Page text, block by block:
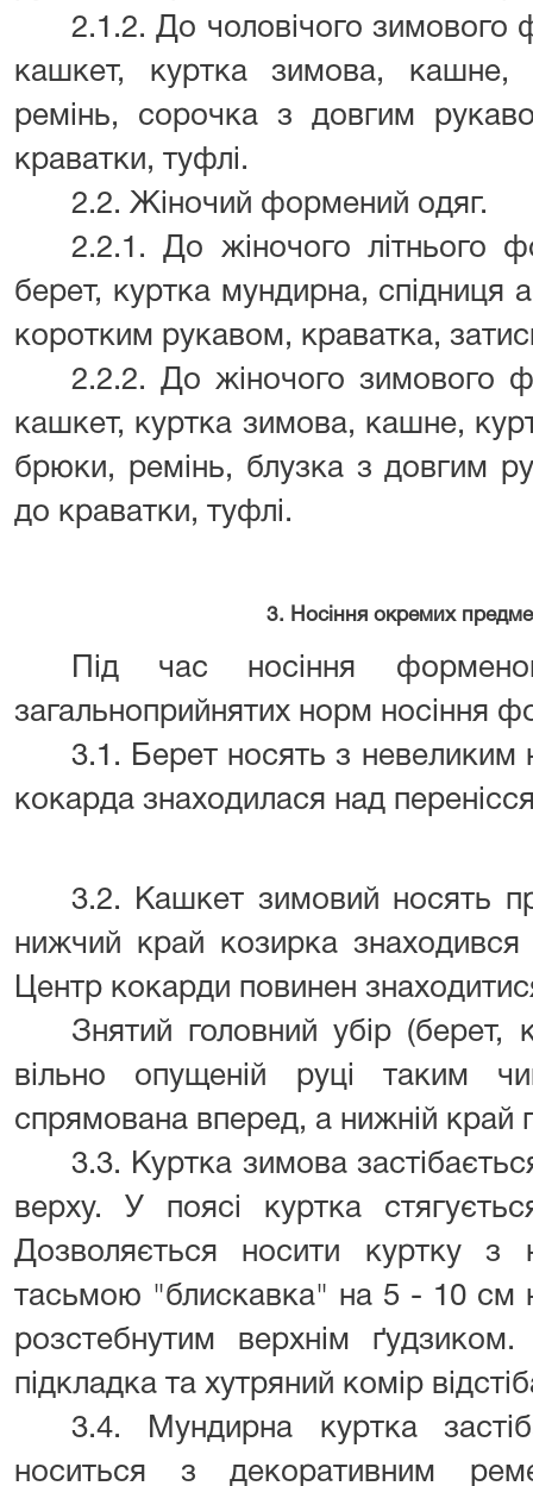
2.1.2. До чоловічого зимового
кашкет, куртка зимова, кашне,
ремінь, сорочка з довгим
краватки, туфлі.
2.2. Жіночий формений одяг.
2.2.1. До жіночого літнього
берет, куртка мундирна, спідниця
коротким рукавом, краватка,
2.2.2. До жіночого зимового
кашкет, куртка зимова, кашне,
брюки, ремінь, блузка з довгим
до краватки, туфлі.
3. Носіння окремих
Під час носіння
загальноприйнятих норм носіння
3.1. Берет носять з
кокарда знаходилася над
3.2. Кашкет зимовий носять
нижчий край козирка
Центр кокарди повинен
Знятий головний убір (берет,
вільно опущеній руці таким
спрямована вперед, а нижній край
3.3. Куртка зимова
верху. У поясі куртка
Дозволяється носити куртку з
тасьмою "блискавка" на 5 - 10 см
розстебнутим верхнім
підкладка та хутряний комір
3.4. Мундирна куртка
носиться з декоративним